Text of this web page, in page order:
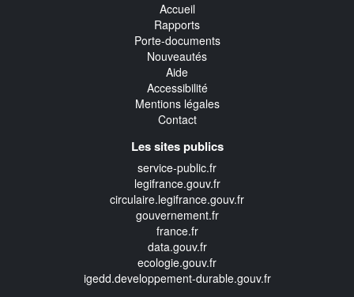
Accueil
Rapports
Porte-documents
Nouveautés
Aide
Accessibilité
Mentions légales
Contact
Les sites publics
service-public.fr
legifrance.gouv.fr
circulaire.legifrance.gouv.fr
gouvernement.fr
france.fr
data.gouv.fr
ecologie.gouv.fr
igedd.developpement-durable.gouv.fr